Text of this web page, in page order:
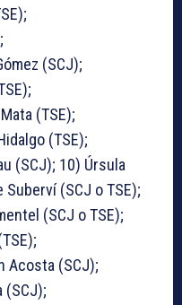
(SCJ);
(TSE);
(TSE);
(SCJ); 10) Úrsula
(SCJ o TSE);
(SCJ o TSE);
Acosta (SCJ);
(SCJ);